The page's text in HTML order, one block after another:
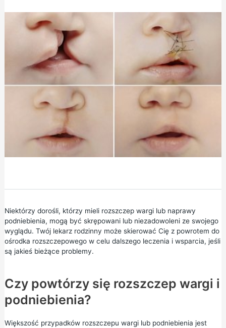
Niektórzy dorośli, którzy mieli rozszczep wargi lub naprawy
podniebienia, mogą być skrępowani lub niezadowoleni ze swojego
wyglądu. Twój lekarz rodzinny może skierować Cię z powrotem do
ośrodka rozszczepowego w celu dalszego leczenia i wsparcia, jeśli
są jakieś bieżące problemy.
Czy powtórzy się rozszczep wargi i
podniebienia?
Większość przypadków rozszczepu wargi lub podniebienia jest